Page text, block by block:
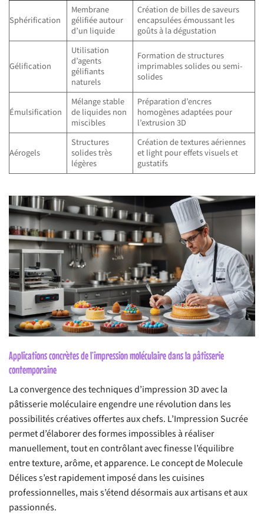
Sphérification
Membrane
gélifiée autour
d’un liquide
Création de billes de saveurs
encapsulées émoussant les
goûts à la dégustation
Gélification
Utilisation
d’agents
gélifiants
naturels
Formation de structures
imprimables solides ou semi-
solides
Émulsification
Mélange stable
de liquides non
miscibles
Préparation d’encres
homogènes adaptées pour
l’extrusion 3D
Aérogels
Structures
solides très
légères
Création de textures aériennes
et light pour effets visuels et
gustatifs
Applications concrètes de l’impression moléculaire dans la pâtisserie
contemporaine
La convergence des techniques d’impression 3D avec la
pâtisserie moléculaire engendre une révolution dans les
possibilités créatives offertes aux chefs. L’Impression Sucrée
permet d’élaborer des formes impossibles à réaliser
manuellement, tout en contrôlant avec finesse l’équilibre
entre texture, arôme, et apparence. Le concept de Molecule
Délices s’est rapidement imposé dans les cuisines
professionnelles, mais s’étend désormais aux artisans et aux
passionnés.